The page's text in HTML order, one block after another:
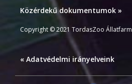
Közérdekű dokumentumok »
Copyright © 2021 TordasZoo Állatfarm
« Adatvédelmi irányelveink